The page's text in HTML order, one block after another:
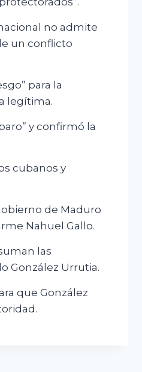
no admite
un conflicto
para la
legítima.
y confirmó la
cubanos y
de Maduro
Nahuel Gallo.
las
González Urrutia.
que González